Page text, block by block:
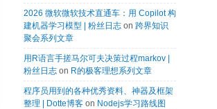
2026 微软微软技术直通车：用 Copilot 构
建机器学习模型 | 粉丝日志 on 跨界知识
聚会系列文章
用R语言手搓马尔可夫决策过程markov |
粉丝日志 on R的极客理想系列文章
程序员用到的各种优秀资料、神器及框架
整理 | Dotte博客 on Nodejs学习路线图